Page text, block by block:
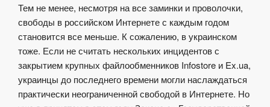
Тем не менее, несмотря на все заминки и проволочки,
свободы в российском Интернете с каждым годом
становится все меньше. К сожалению, в украинском
тоже. Если не считать нескольких инцидентов с
закрытием крупных файлообменников Infostore и Ex.ua,
украинцы до последнего времени могли наслаждаться
практически неограниченной свободой в Интернете. Но